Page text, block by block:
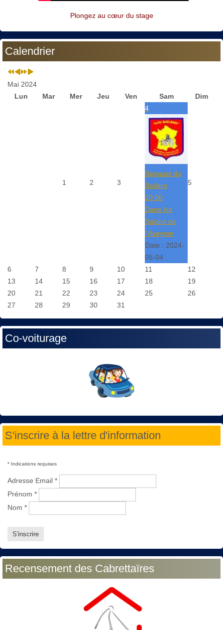
Plongez au cœur du stage
Calendrier
Mai 2024
Lun
Mar Mer Jeu Ven Sam Dim
1 2 3
4
Banquet du
Baïlero
20:00
Dans les
Salons de
l'Aveyron
Date : 2024-
05-04
5
6 7 8 9 10 11
12
13
14 15 16 17 18
19
20
21 22 23 24 25
26
27
28 29 30 31
Co-voiturage
S'inscrire à la lettre d'information
* Indications requises
Adresse Email *
Prénom *
Nom *
Recensement des Cabrettaïres